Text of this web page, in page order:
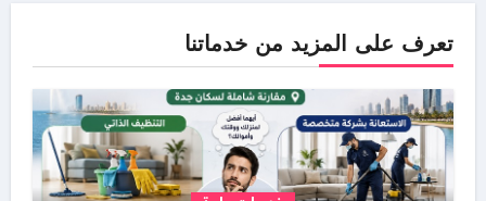
تعرف على المزيد من خدماتنا